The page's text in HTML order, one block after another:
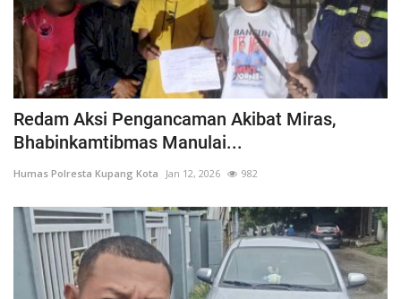
Redam Aksi Pengancaman Akibat Miras,
Bhabinkamtibmas Manulai...
Humas Polresta Kupang Kota Jan 12, 2026 982